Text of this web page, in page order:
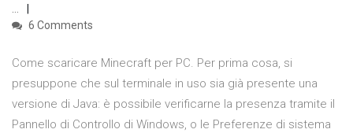
…
6 Comments
Come scaricare Minecraft per PC. Per prima cosa, si
presuppone che sul terminale in uso sia già presente una
versione di Java: è possibile verificarne la presenza tramite il
Pannello di Controllo di Windows, o le Preferenze di sistema